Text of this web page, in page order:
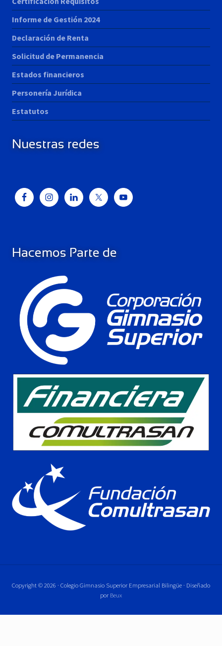
Informe de Gestión 2024
Declaración de Renta
Solicitud de Permanencia
Estados financieros
Personería Jurídica
Estatutos
Nuestras redes
Hacemos Parte de
Copyright © 2026 · Colegio Gimnasio Superior Empresarial Bilingüe · Diseñado
por Beux